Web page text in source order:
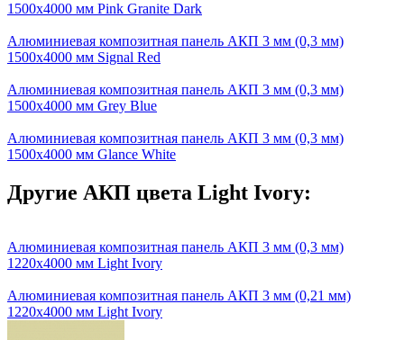
1500х4000 мм Pink Granite Dark
Алюминиевая композитная панель АКП 3 мм (0,3 мм)
1500х4000 мм Signal Red
Алюминиевая композитная панель АКП 3 мм (0,3 мм)
1500х4000 мм Grey Blue
Алюминиевая композитная панель АКП 3 мм (0,3 мм)
1500х4000 мм Glance White
Другие АКП цвета Light Ivory:
Алюминиевая композитная панель АКП 3 мм (0,3 мм)
1220х4000 мм Light Ivory
Алюминиевая композитная панель АКП 3 мм (0,21 мм)
1220х4000 мм Light Ivory